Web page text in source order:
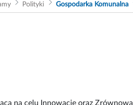
Polityki Gospodarka Komunalna
na celu Innowacje oraz